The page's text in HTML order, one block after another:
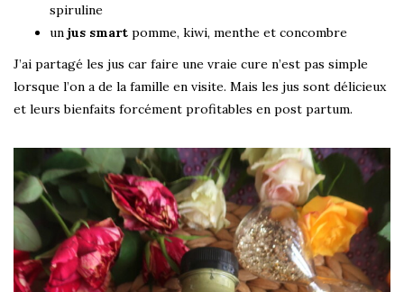
spiruline
un jus smart pomme, kiwi, menthe et concombre
J’ai partagé les jus car faire une vraie cure n’est pas simple
lorsque l’on a de la famille en visite. Mais les jus sont délicieux
et leurs bienfaits forcément profitables en post partum.